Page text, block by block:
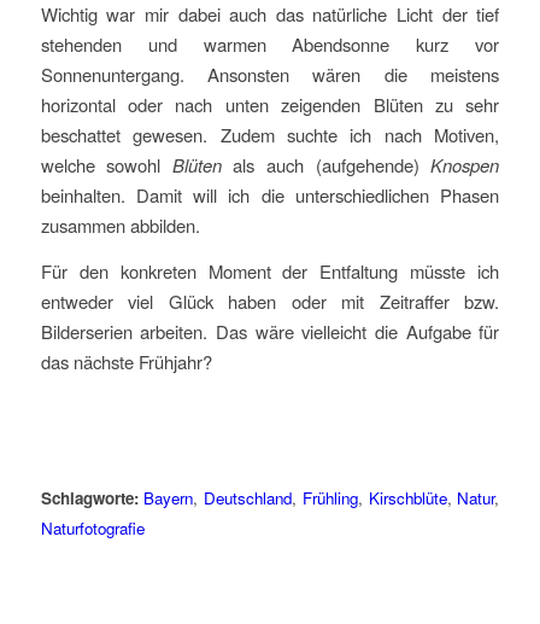
Wichtig war mir dabei auch das natürliche Licht der tief
stehenden und warmen Abendsonne kurz vor
Sonnenuntergang. Ansonsten wären die meistens
horizontal oder nach unten zeigenden Blüten zu sehr
beschattet gewesen. Zudem suchte ich nach Motiven,
welche sowohl Blütenals auch (aufgehende)Knospen
beinhalten. Damit will ich die unterschiedlichen Phasen
zusammen abbilden.
Für den konkreten Moment der Entfaltung müsste ich
entweder viel Glück haben oder mit Zeitraffer bzw.
Bilderserien arbeiten. Das wäre vielleicht die Aufgabe für
das nächste Frühjahr?
Schlagworte: Bayern, Deutschland, Frühling, Kirschblüte, Natur,
Naturfotografie